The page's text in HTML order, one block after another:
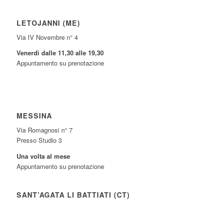
LETOJANNI (ME)
Via IV Novembre n° 4
Venerdì dalle 11,30 alle 19,30
Appuntamento su prenotazione
MESSINA
Via Romagnosi n° 7
Presso Studio 3
Una volta al mese
Appuntamento su prenotazione
SANT’AGATA LI BATTIATI (CT)